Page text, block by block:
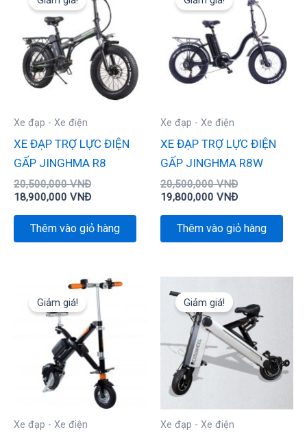
Xe đạp - Xe điện
XE ĐẠP TRỢ LỰC ĐIỆN
GẤP JINGHMA R8
20,500,000VNĐ
là:
20,500,000 VNĐ.
18,900,000 VNĐ
tại
là:
18,900,000 VNĐ.
Thêm vào giỏ hàng
Xe đạp - Xe điện
XE ĐẠP TRỢ LỰC ĐIỆN
GẤP JINGHMA R8W
20,500,000VNĐ
20,500,000
19,800,000 VNĐ
tại
19,800,000
Thêm vào giỏ hàng
Giảm giá!
Xe đạp - Xe điện
Giá
gốc
là:
13,000,000 VNĐ.
Giá
hiện
tại
là:
11,400,000 VNĐ.
Giảm giá!
Xe đạp - Xe điện
là:
21,000,000
tại
là:
19,450,000